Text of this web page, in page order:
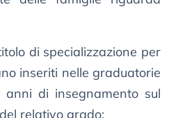
di specializzazione per
inseriti nelle graduatorie
di insegnamento sul
relativo grado;